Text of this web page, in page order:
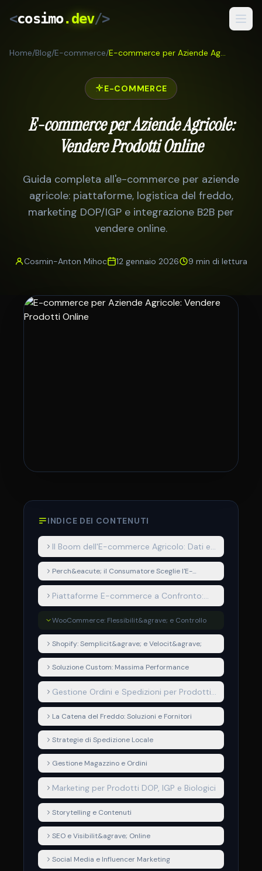
<cosimo.dev/>
Servizi
/RO
Preventivo Gratuito
Home/Blog/E-commerce/ E-commerce per Aziende Agricole: Vendere Prodotti Online
E-COMMERCE
E-commerce per Aziende Agricole:
Vendere Prodotti Online
Guida completa all'e-commerce per aziende
agricole: piattaforme, logistica del freddo,
marketing DOP/IGP e integrazione B2B per
vendere online.
Cosmin-Anton Mihoc 12 gennaio 2026 9 min di lettura
INDICE DEI CONTENUTI
Il Boom dell'E-commerce Agricolo: Dati e
Tendenze 2026
Perch&eacute; il Consumatore Sceglie l'E-
commerce Agricolo
Piattaforme E-commerce a Confronto:
WooCommerce vs Shopify vs Custom
WooCommerce: Flessibilit&agrave; e Controllo
Shopify: Semplicit&agrave; e Velocit&agrave;
Soluzione Custom: Massima Performance
Gestione Ordini e Spedizioni per Prodotti
Freschi
La Catena del Freddo: Soluzioni e Fornitori
Strategie di Spedizione Locale
Gestione Magazzino e Ordini
Marketing per Prodotti DOP, IGP e Biologici
Storytelling e Contenuti
SEO e Visibilit&agrave; Online
Social Media e Influencer Marketing